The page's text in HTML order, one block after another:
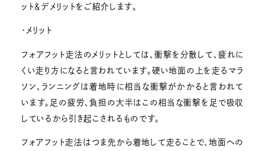
ット＆デメリットをご紹介します。
・メリット
フォアフット走法のメリットとしては、衝撃を分散して、疲れに
くい走り方になると言われています。硬い地面の上を走るマラ
ソン、ランニングは着地時に相当な衝撃がかかると言われて
います。足の疲労、負担の大半はこの相当な衝撃を足で吸収
しているから引き起こされるものです。
フォアフット走法はつま先から着地して走ることで、地面への